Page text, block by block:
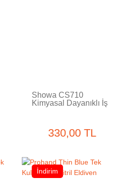
Showa CS710
Kimyasal Dayanıklı İş
330,00 TL
İndirim